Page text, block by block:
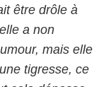
être drôle à
a non
mais elle
tigresse, ce